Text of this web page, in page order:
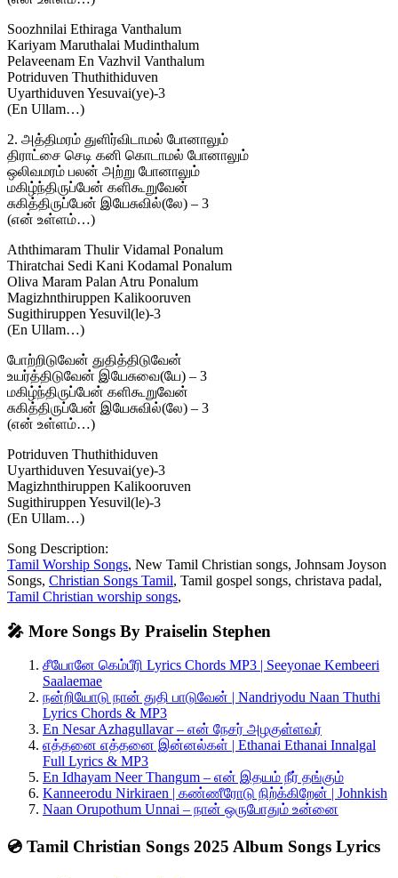
Soozhnilai Ethiraga Vanthalum
Kariyam Maruthalai Mudinthalum
Pelaveenam En Vazhvil Vanthalum
Potriduven Thuthithiduven
Uyarthiduven Yesuvai(ye)-3
(En Ullam…)
2. அத்திமரம் துளிர்விடாமல் போனாலும்
திராட்சை செடி கனி கொடாமல் போனாலும்
ஒலிவமரம் பலன் அற்று போனாலும்
மகிழ்ந்திருப்பேன் களிகூறுவேன்
சுகித்திருப்பேன் இயேசுவில்(லே) – 3
(என் உள்ளம்…)
Aththimaram Thulir Vidamal Ponalum
Thiratchai Sedi Kani Kodamal Ponalum
Oliva Maram Palan Atru Ponalum
Magizhnthiruppen Kalikooruven
Sugithiruppen Yesuvil(le)-3
(En Ullam…)
போற்றிடுவேன் துதித்திடுவேன்
உயர்த்திடுவேன் இயேசுவை(யே) – 3
மகிழ்ந்திருப்பேன் களிகூறுவேன்
சுகித்திருப்பேன் இயேசுவில்(லே) – 3
(என் உள்ளம்…)
Potriduven Thuthithiduven
Uyarthiduven Yesuvai(ye)-3
Magizhnthiruppen Kalikooruven
Sugithiruppen Yesuvil(le)-3
(En Ullam…)
Song Description:
Tamil Worship Songs, New Tamil Christian songs, Johnsam Joyson
Songs, Christian Songs Tamil, Tamil gospel songs, christava padal,
Tamil Christian worship songs,
🎤 More Songs By Praiselin Stephen
சீயோனே கெம்பீரி Lyrics Chords MP3 | Seeyonae Kembeeri
Saalaemae
நன்றியோடு நான் துதி பாடுவேன் | Nandriyodu Naan Thuthi
Lyrics Chords & MP3
En Nesar Azhagullavar – என் நேசர் அழகுள்ளவர்
எத்தனை எத்தனை இன்னல்கள் | Ethanai Ethanai Innalgal
Full Lyrics & MP3
En Idhayam Neer Thangum – என் இதயம் நீர் தங்கும்
Kanneerodu Nirkiraen | கண்ணீரோடு நிற்க்கிறேன் | Johnkish
Naan Orupothum Unnai – நான் ஒருபோதும் உன்னை
💿 Tamil Christian Songs 2025 Album Songs Lyrics